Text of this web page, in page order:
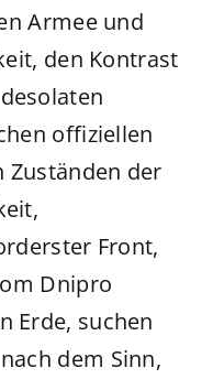
Armee und
den Kontrast
offiziellen
Zuständen der
Front,
Dnipro
Erde, suchen
dem Sinn,